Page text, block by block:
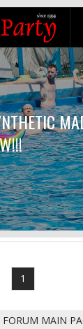
1
FORUM MAIN